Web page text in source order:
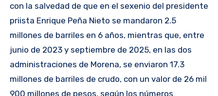
con la salvedad de que en el sexenio del presidente
priista Enrique Peña Nieto se mandaron 2.5
millones de barriles en 6 años, mientras que, entre
junio de 2023 y septiembre de 2025, en las dos
administraciones de Morena, se enviaron 17.3
millones de barriles de crudo, con un valor de 26 mil
900 millones de pesos, según los números